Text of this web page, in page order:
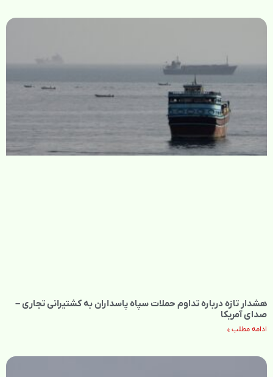
هشدار تازه درباره تداوم حملات سپاه پاسداران به کشتیرانی تجاری –
صدای آمریکا
ادامه مطلب »